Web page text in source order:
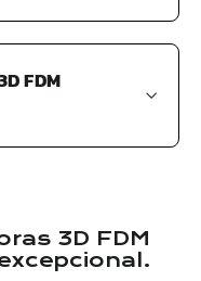
FDM
3D FDM